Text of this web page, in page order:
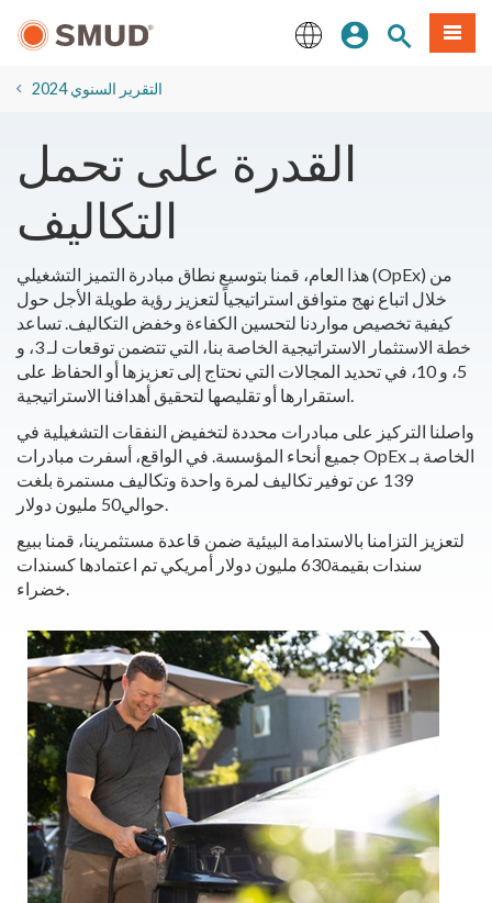
إلى
الرئيسي
تسجيل الدخول
بحث الموقع
طعام
2024 التقرير السنوي
القدرة على تحمل
التكاليف
هذا العام، قمنا بتوسيع نطاق مبادرة التميز التشغيلي (OpEx) من
خلال اتباع نهج متوافق استراتيجياً لتعزيز رؤية طويلة الأجل حول
كيفية تخصيص مواردنا لتحسين الكفاءة وخفض التكاليف. تساعد
خطة الاستثمار الاستراتيجية الخاصة بنا، التي تتضمن توقعات لـ 3، و
5، و 10، في تحديد المجالات التي نحتاج إلى تعزيزها أو الحفاظ على
استقرارها أو تقليصها لتحقيق أهدافنا الاستراتيجية.
واصلنا التركيز على مبادرات محددة لتخفيض النفقات التشغيلية في
جميع أنحاء المؤسسة. في الواقع، أسفرت مبادرات OpEx الخاصة بـ
139 عن توفير تكاليف لمرة واحدة وتكاليف مستمرة بلغت
حوالي50 مليون دولار.
لتعزيز التزامنا بالاستدامة البيئية ضمن قاعدة مستثمرينا، قمنا ببيع
سندات بقيمة630 مليون دولار أمريكي تم اعتمادها كسندات
خضراء.